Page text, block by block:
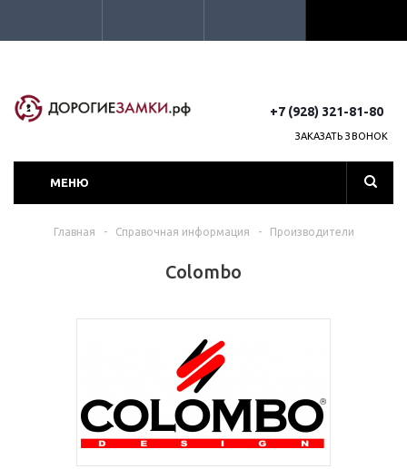
+7 (928) 321-81-80
ЗАКАЗАТЬ ЗВОНОК
МЕНЮ
Главная - Справочная информация - Производители
Colombo